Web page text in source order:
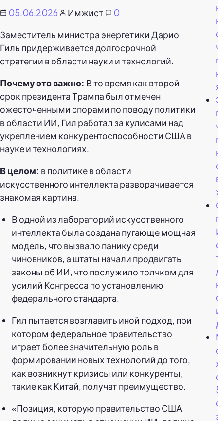
05.06.2026 Имжист
0
Заместитель министра энергетики Дарио
Гиль придерживается долгосрочной
стратегии в области науки и технологий.
Почему это важно: В то время как второй
срок президента Трампа был отмечен
ожесточенными спорами по поводу политики
в области ИИ, Гил работал за кулисами над
укреплением конкурентоспособности США в
науке и технологиях.
В целом: в политике в области
искусственного интеллекта разворачивается
знакомая картина.
В одной из лабораторий искусственного
интеллекта была создана пугающе мощная
модель, что вызвало панику среди
чиновников, а штаты начали продвигать
законы об ИИ, что послужило толчком для
усилий Конгресса по установлению
федерального стандарта.
Гил пытается возглавить иной подход, при
котором федеральное правительство
играет более значительную роль в
формировании новых технологий до того,
как возникнут кризисы или конкуренты,
такие как Китай, получат преимущество.
«Позиция, которую правительство США